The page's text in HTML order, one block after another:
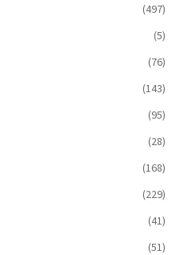
(497)
(5)
(76)
(143)
(95)
(28)
(168)
(229)
(41)
(51)